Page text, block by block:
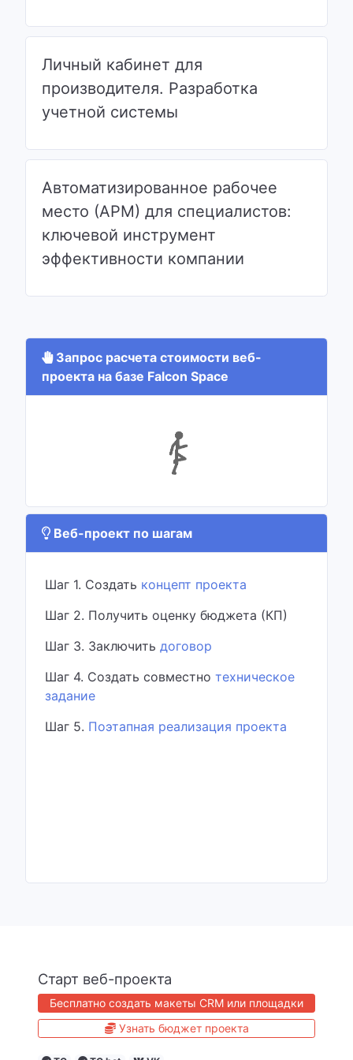
Личный кабинет для
производителя. Разработка
учетной системы
Автоматизированное рабочее
место (АРМ) для специалистов:
ключевой инструмент
эффективности компании
Запрос расчета стоимости веб-
проекта на базе Falcon Space
Веб-проект по шагам
Шаг 1. Создать концепт проекта
Шаг 2. Получить оценку бюджета (КП)
Шаг 3. Заключить договор
Шаг 4. Создать совместно техническое
задание
Шаг 5. Поэтапная реализация проекта
Старт веб-проекта
Бесплатно создать макеты CRM или площадки
Узнать бюджет проекта